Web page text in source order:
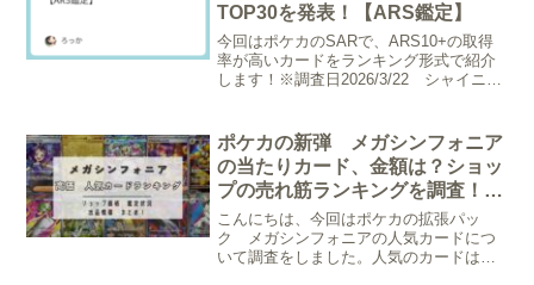
TOP30を発表！【ARS鑑定】
今回はポケカのSARで、ARS10+の取得
率が高いカードをランキング形式で紹介
します！※調査日2026/3/22 シャイニー
のが対象。/* --- ランキング特...
ポケカの新弾 メガシンフォニア
の当たりカード、金額は？ショッ
プの売れ筋ランキングを調査！
PSA ARS鑑定の鑑定枚数や相
場情報も！
こんにちは、今回はポケカの拡張パッ
ク メガシンフォニアの人気カードにつ
いて調査をしました。人気のカードはど